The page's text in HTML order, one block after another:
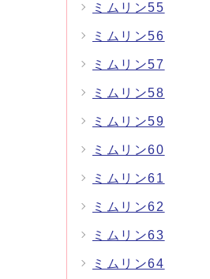
ミムリン55
ミムリン56
ミムリン57
ミムリン58
ミムリン59
ミムリン60
ミムリン61
ミムリン62
ミムリン63
ミムリン64